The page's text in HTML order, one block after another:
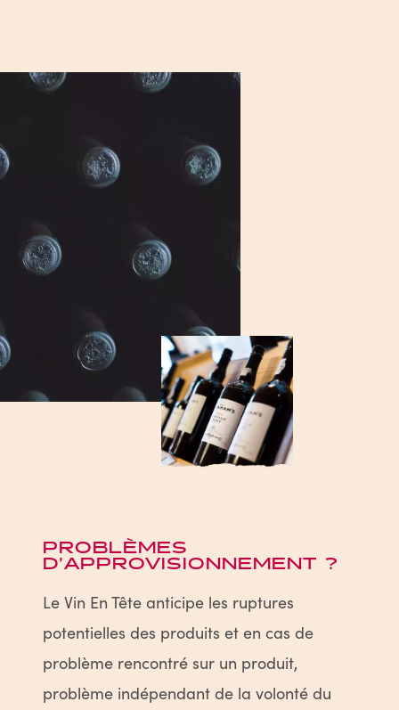
PROBLÈMES
D’APPROVISIONNEMENT ?
Le Vin En Tête anticipe les ruptures
potentielles des produits et en cas de
problème rencontré sur un produit,
problème indépendant de la volonté du